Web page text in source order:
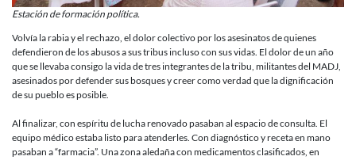
Estación de formación política.
Volvía la rabia y el rechazo, el dolor colectivo por los asesinatos de quienes
defendieron de los abusos a sus tribus incluso con sus vidas. El dolor de un año
que se llevaba consigo la vida de tres integrantes de la tribu, militantes del MADJ,
asesinados por defender sus bosques y creer como verdad que la dignificación
de su pueblo es posible.
Al finalizar, con espíritu de lucha renovado pasaban al espacio de consulta. El
equipo médico estaba listo para atenderles. Con diagnóstico y receta en mano
pasaban a “farmacia”. Una zona aledaña con medicamentos clasificados, en